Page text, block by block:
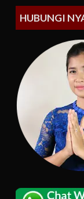
HUBUNGI